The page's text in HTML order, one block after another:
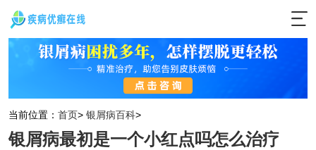
当前位置： 首页> 银屑病百科>
银屑病最初是一个小红点吗怎么治疗